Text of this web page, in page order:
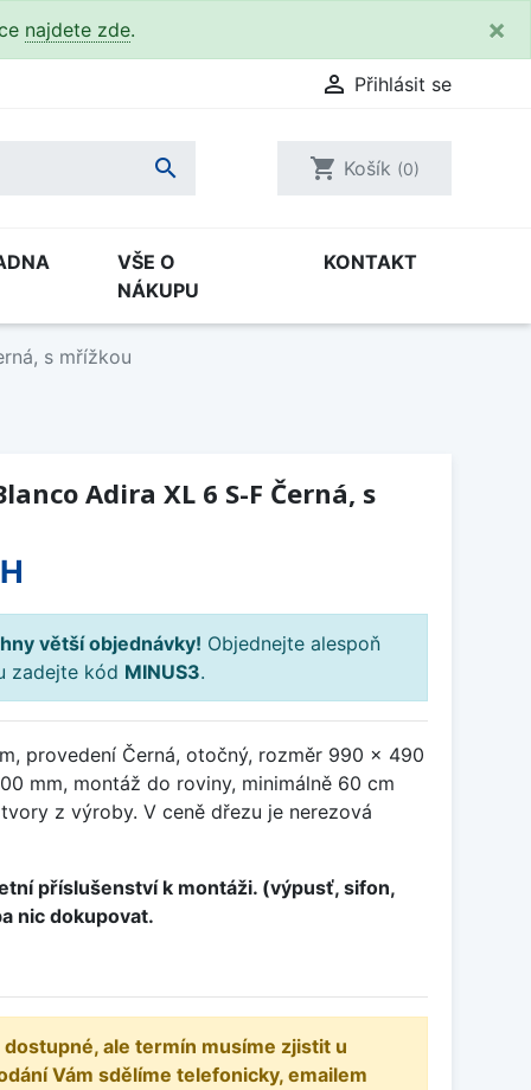
najdete zde. ×
 Přihlásit se
 shopping_cart Košík (0)
VŠE O
NÁKUPU
KONTAKT
s mřížkou
Adira XL 6 S-F Černá, s
větší objednávky! Objednejte alespoň
zadejte kód MINUS3.
provedení Černá, otočný, rozměr 990 x 490
mm, montáž do roviny, minimálně 60 cm
z výroby. V ceně dřezu je nerezová
příslušenství k montáži. (výpusť, sifon,
nic dokupovat.
ale termín musíme zjistit u
Vám sdělíme telefonicky, emailem